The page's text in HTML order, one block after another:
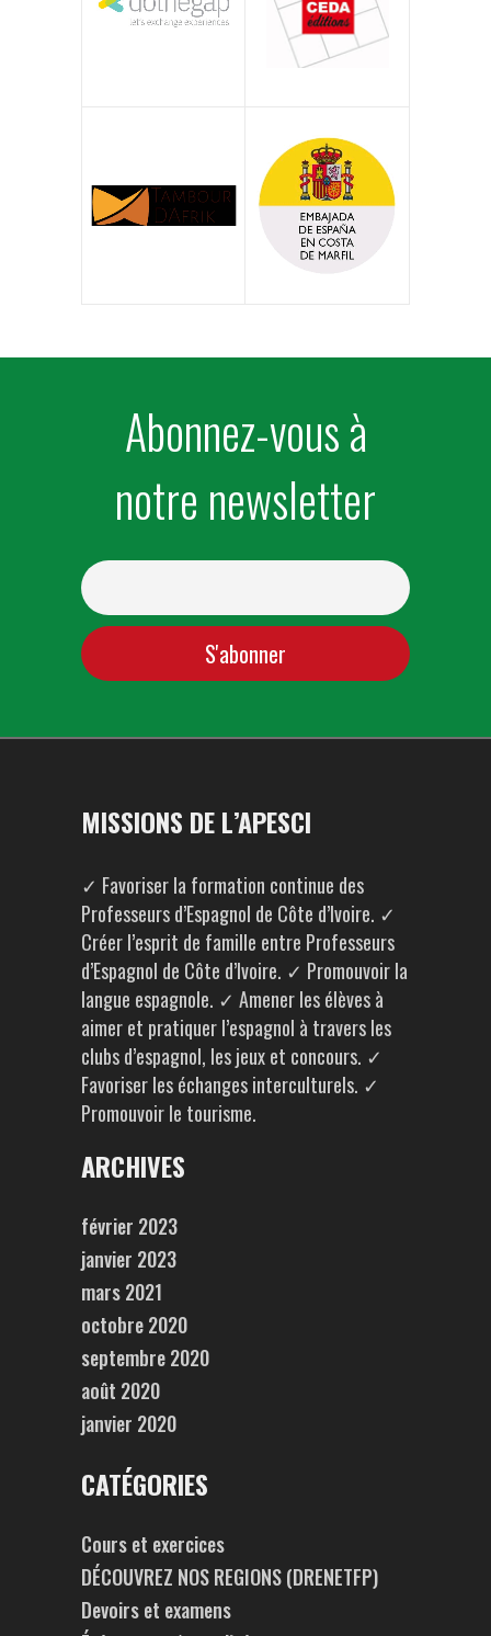
Abonnez-vous à
notre newsletter
MISSIONS DE L’APESCI
✓ Favoriser la formation continue des
Professeurs d’Espagnol de Côte d’Ivoire. ✓
Créer l’esprit de famille entre Professeurs
d’Espagnol de Côte d’Ivoire. ✓ Promouvoir la
langue espagnole. ✓ Amener les élèves à
aimer et pratiquer l’espagnol à travers les
clubs d’espagnol, les jeux et concours. ✓
Favoriser les échanges interculturels. ✓
Promouvoir le tourisme.
ARCHIVES
février 2023
janvier 2023
mars 2021
octobre 2020
septembre 2020
août 2020
janvier 2020
CATÉGORIES
Cours et exercices
DÉCOUVREZ NOS REGIONS (DRENETFP)
Devoirs et examens